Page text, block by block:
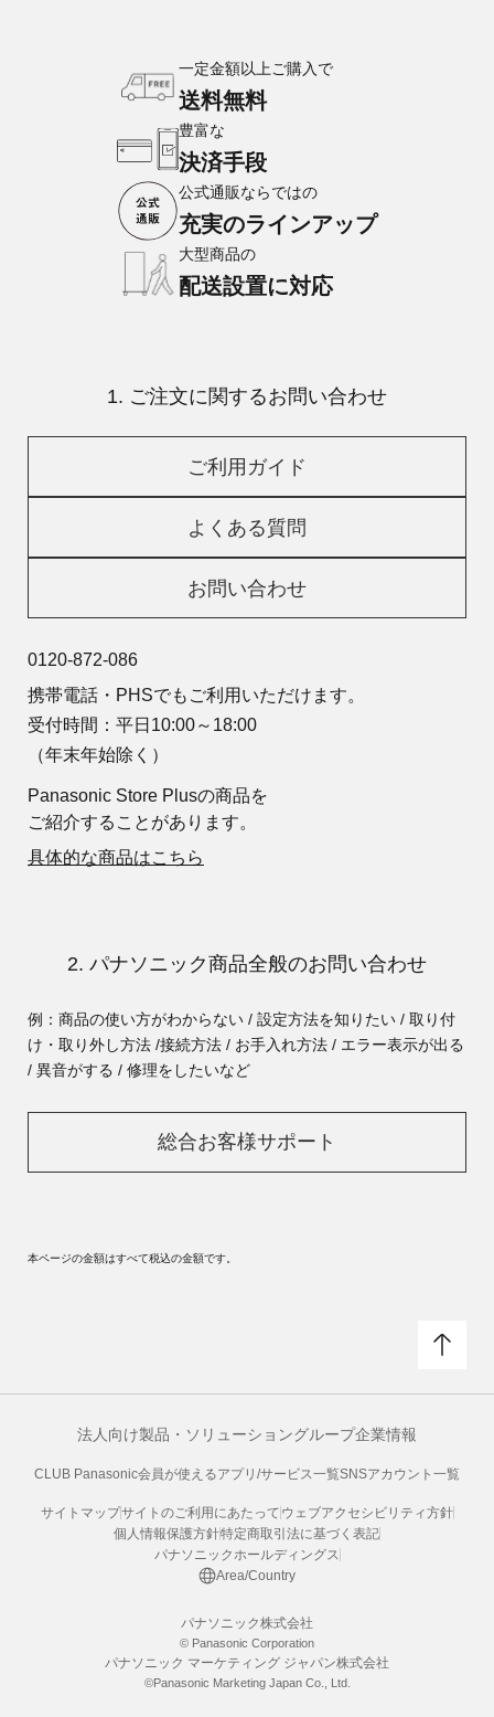
一定金額以上ご購入で
送料無料
豊富な
決済手段
公式通販ならではの
充実のラインアップ
大型商品の
配送設置に対応
1. ご注文に関するお問い合わせ
ご利用ガイド
よくある質問
お問い合わせ
0120-872-086
携帯電話・PHSでもご利用いただけます。
受付時間：平日10:00～18:00
（年末年始除く）
Panasonic Store Plusの商品を
ご紹介することがあります。
具体的な商品はこちら
2. パナソニック商品全般のお問い合わせ
例：商品の使い方がわからない / 設定方法を知りたい / 取り付
け・取り外し方法 /接続方法 / お手入れ方法 / エラー表示が出る
/ 異音がする / 修理をしたいなど
総合お客様サポート
本ページの金額はすべて税込の金額です。
法人向け製品・ソリューショングループ企業情報
CLUB Panasonic会員が使えるアプリ/サービス一覧SNSアカウント一覧
サイトマップサイトのご利用にあたって ウェブアクセシビリティ方針
個人情報保護方針特定商取引法に基づく表記
パナソニックホールディングス
Area/Country
パナソニック株式会社
© Panasonic Corporation
パナソニック マーケティング ジャパン株式会社
©Panasonic Marketing Japan Co., Ltd.